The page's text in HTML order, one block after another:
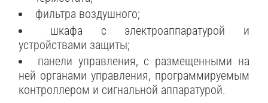
фильтра воздушного;
шкафа с электроаппаратурой и
устройствами защиты;
панели управления, с размещенными на
ней органами управления, программируемым
контроллером и сигнальной аппаратурой.